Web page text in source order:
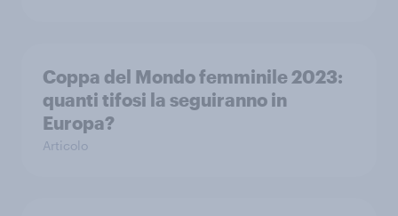
Coppa del Mondo femminile 2023:
quanti tifosi la seguiranno in
Europa?
Articolo